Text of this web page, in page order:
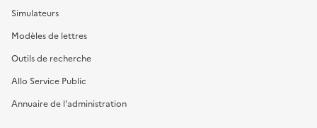
Simulateurs
Modèles de lettres
Outils de recherche
Allo Service Public
Annuaire de l'administration